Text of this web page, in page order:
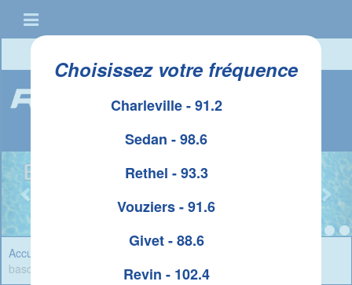
Choisissez votre fréquence
Charleville - 91.2
Sedan - 98.6
Rethel - 93.3
Vouziers - 91.6
Givet - 88.6
Revin - 102.4
Accueil
basculer en LED